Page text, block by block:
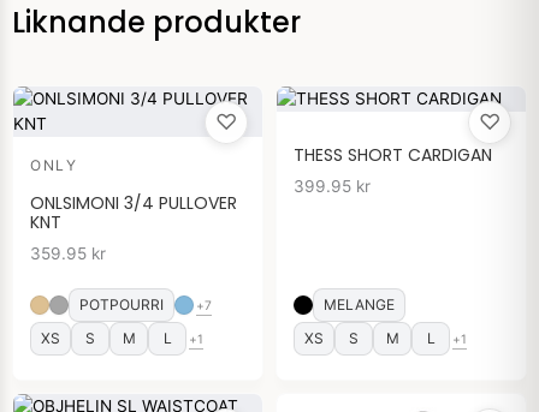
Liknande produkter
♡
ONLY
ONLSIMONI 3/4 PULLOVER
KNT
359.95 kr
POTPOURRI +7
XS S M L +1
♡
THESS SHORT CARDIGAN
399.95 kr
MELANGE
XS
S M L +1